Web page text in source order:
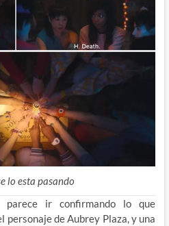
lo esta pasando
parece ir confirmando lo que
de Aubrey Plaza, y una